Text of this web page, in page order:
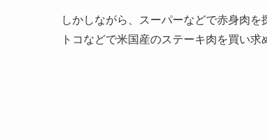
しかしながら、スーパーなどで赤身肉
トコなどで米国産のステーキ肉を買い求